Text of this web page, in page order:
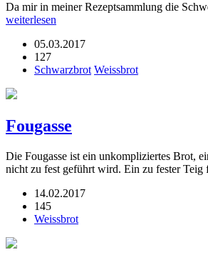
Da mir in meiner Rezeptsammlung die
weiterlesen
05.03.2017
127
Schwarzbrot Weissbrot
Fougasse
Die Fougasse ist ein unkompliziertes Brot,
nicht zu fest geführt wird. Ein zu fester
14.02.2017
145
Weissbrot